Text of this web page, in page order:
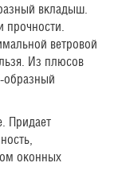
вкладыш.
прочности.
ветровой
Из плюсов
образный
Придает
оконных